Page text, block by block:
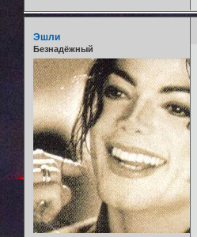
Эшли
Безнадёжный